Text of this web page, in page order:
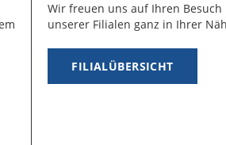
Wir freuen uns auf Ihren
unserer Filialen ganz in Ihrer
FILIALÜBERSICHT